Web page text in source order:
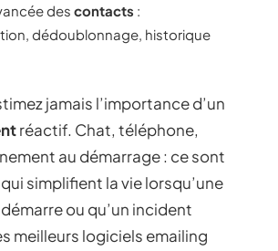
des contacts :
dédoublonnage, historique
jamais l’importance d’un
réactif. Chat, téléphone,
au démarrage : ce sont
simplifient la vie lorsqu’une
ou qu’un incident
meilleurs logiciels emailing